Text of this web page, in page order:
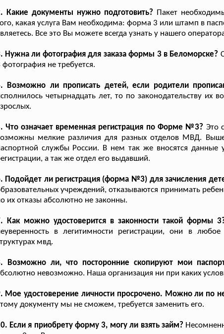
Какие документы нужно подготовить? Пакет
какая услуга Вам необходима: форма 3 или штамп в
Все это Вы можете всегда узнать у нашего
Нужна ли фотография для заказа формы 3 в Беломорске?
фотография не требуется.
Возможно ли прописать детей, если родители
четырнадцать лет, то по законодательству
Что означает временная регистрация по Форме №3? Это
мелкие различия для разных отделов МВД.
службы России. В нем так же вносятся данные
а так же отдел его выдавший.
Подойдет ли регистрация (форма №3) для зачисления
учреждений, отказываются принимать
их отказы абсолютно не законны.
Как можно удостоверится в законности такой формы
в легитимности регистрации, они в
мвд.
Возможно ли, что посторонние скопируют мои
невозможно. Наша организация ни при каких
Мое удостоверение личности просрочено. Можно ли по
документу мы не сможем, требуется заменить его.
Если я приобрету форму 3, могу ли взять займ?